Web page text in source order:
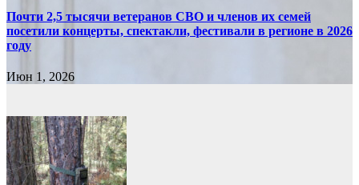
Почти 2,5 тысячи ветеранов СВО и членов их семей
посетили концерты, спектакли, фестивали в регионе в 2026
году
Июн 1, 2026